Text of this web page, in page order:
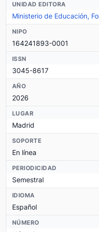
UNIDAD EDITORA
Ministerio de Educación,
NIPO
164241893-0001
ISSN
3045-8617
AÑO
2026
LUGAR
Madrid
SOPORTE
En línea
PERIODICIDAD
Semestral
IDIOMA
Español
NÚMERO